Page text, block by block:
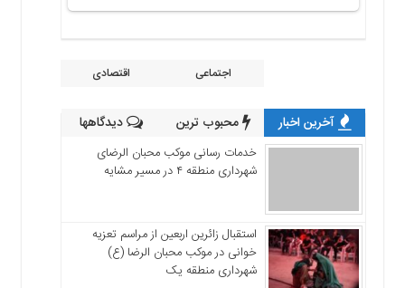
اجتماعی اقتصادی
آخرین اخبار محبوب ترین دیدگاهها
خدمات رسانی موکب محبان الرضای
شهرداری منطقه ۴ در مسیر مشایه
استقبال زائرین اربعین از مراسم تعزیه
خوانی در موکب محبان الرضا (ع)
شهرداری منطقه یک